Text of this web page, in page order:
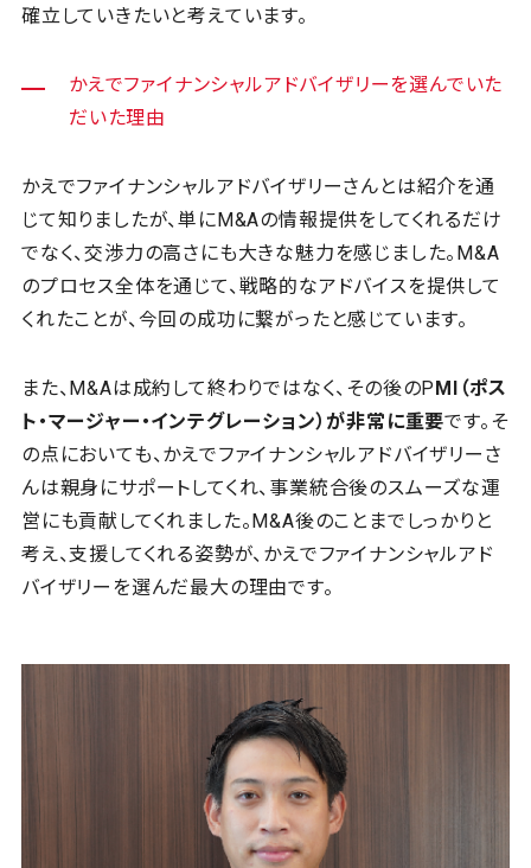
確立していきたいと考えています。
かえでファイナンシャルアドバイザリーを選んでいた
だいた理由
かえでファイナンシャルアドバイザリーさんとは紹介を通
じて知りましたが、単にM&Aの情報提供をしてくれるだけ
でなく、交渉力の高さにも大きな魅力を感じました。M&A
のプロセス全体を通じて、戦略的なアドバイスを提供して
くれたことが、今回の成功に繋がったと感じています。
また、M&Aは成約して終わりではなく、その後のP MI
（ポス
ト・マージャー・インテグレーション）が非常に重要です。そ
の点においても、かえでファイナンシャルアドバイザリーさ
んは親身にサポートしてくれ、事業統合後のスムーズな運
営にも貢献してくれました。M&A後のことまでしっかりと
考え、支援してくれる姿勢が、かえでファイナンシャルアド
バイザリーを選んだ最大の理由です。